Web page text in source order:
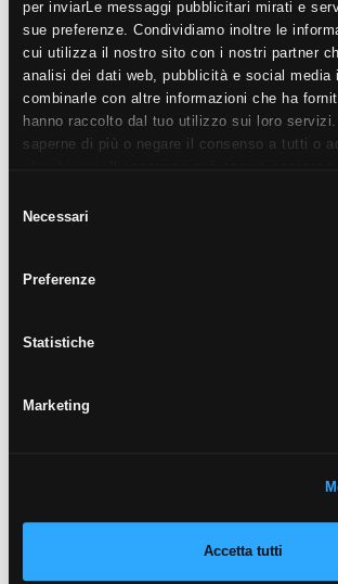
per inviarLe messaggi pubblicitari mirati e
sue preferenze. Condividiamo inoltre le
cui utilizza il nostro sito con i nostri partner
analisi dei dati web, pubblicità e social media
combinarle con altre informazioni che ha
hanno raccolto dal tuo utilizzo sui loro
saperne di più o negare il consenso a tutti o
può negare il consenso sul tasto “Rifiuta".
delNecessari
Preferenze
Statistiche
Marketing
Accetta tutti